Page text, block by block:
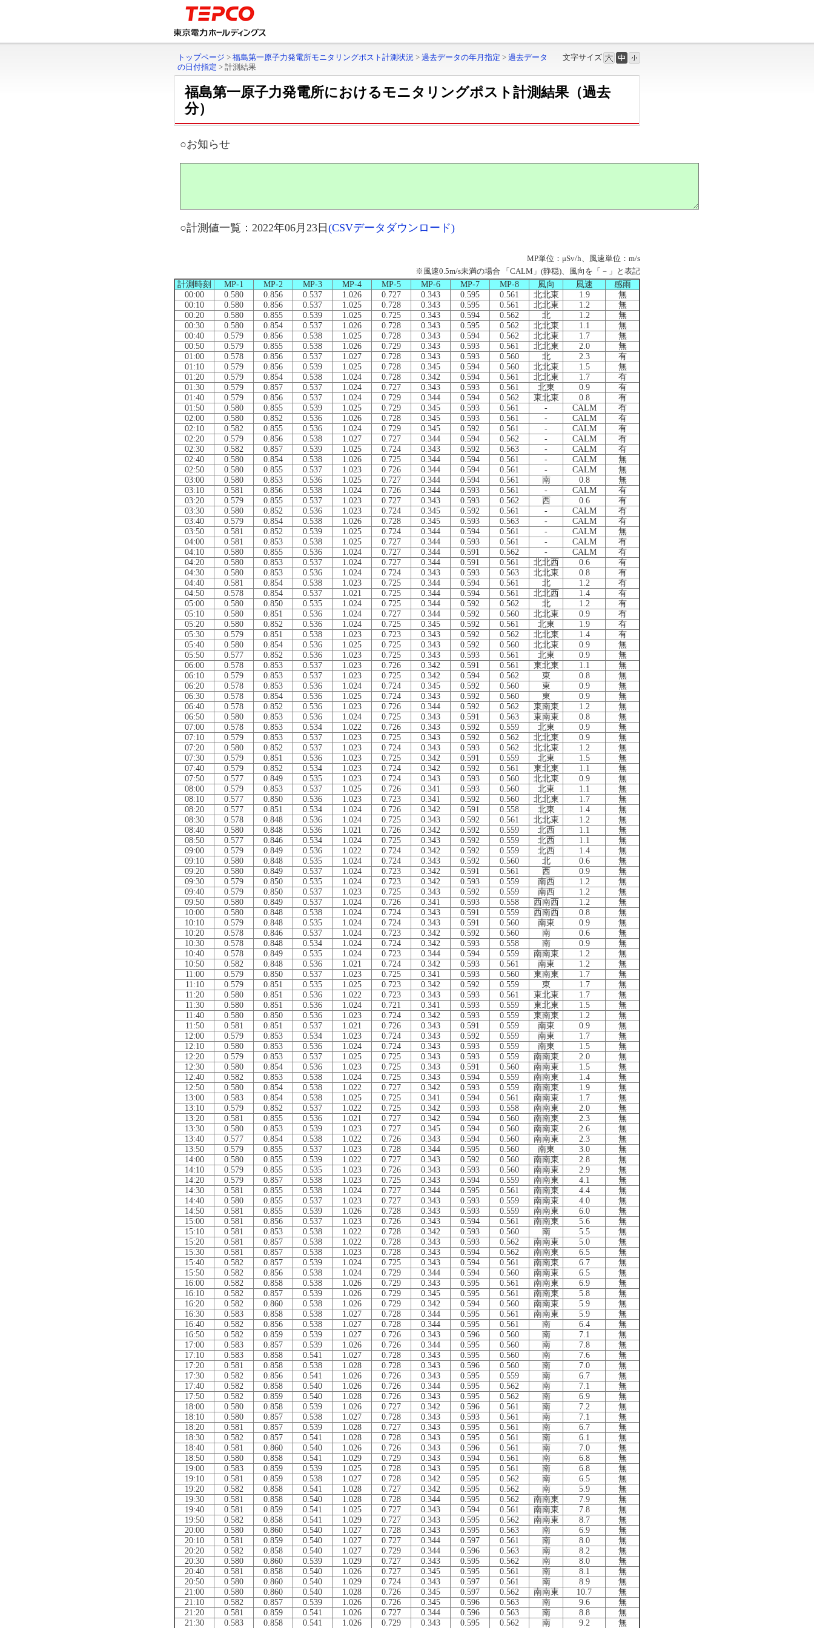
文字サイズ
トップページ > 福島第一原子力発電所モニタリングポスト計測状況 > 過去データの年月指定 > 過去データ
の日付指定 > 計測結果
福島第一原子力発電所におけるモニタリングポスト計測結果（過去
分）
○お知らせ
○計測値一覧：2022年06月23日 (CSVデータダウンロード)
MP単位：μSv/h、風速単位：m/s
※風速0.5m/s未満の場合 「CALM」(静穏)、風向を「－」と表記
計測時刻
MP-1 MP-2 MP-3 MP-4 MP-5 MP-6 MP-7 MP-8 風向 風速
感雨
00:00
0.580 0.856 0.537 1.026 0.727 0.343 0.595 0.561 北北東 1.9
無
00:10
0.580 0.856 0.537 1.025 0.728 0.343 0.595 0.561 北北東 1.2
無
00:20
0.580 0.855 0.539 1.025 0.725 0.343 0.594 0.562 北 1.2
無
00:30
0.580 0.854 0.537 1.026 0.728 0.343 0.595 0.562 北北東 1.1
無
00:40
0.579 0.856 0.538 1.025 0.728 0.343 0.594 0.562 北北東 1.7
無
00:50
0.579 0.855 0.538 1.026 0.729 0.343 0.593 0.561 北北東 2.0
無
01:00
0.578 0.856 0.537 1.027 0.728 0.343 0.593 0.560 北 2.3
有
01:10
0.579 0.856 0.539 1.025 0.728 0.345 0.594 0.560 北北東 1.5
無
01:20
0.579 0.854 0.538 1.024 0.728 0.342 0.594 0.561 北北東 1.7
有
01:30
0.579 0.857 0.537 1.024 0.727 0.343 0.593 0.561 北東 0.9
有
01:40
0.579 0.856 0.537 1.024 0.729 0.344 0.594 0.562 東北東 0.8
有
01:50
0.580 0.855 0.539 1.025 0.729 0.345 0.593 0.561 - CALM
有
02:00
0.580 0.852 0.536 1.026 0.728 0.345 0.593 0.561 - CALM
有
02:10
0.582 0.855 0.536 1.024 0.729 0.345 0.592 0.561 - CALM
有
02:20
0.579 0.856 0.538 1.027 0.727 0.344 0.594 0.562 - CALM
有
02:30
0.582 0.857 0.539 1.025 0.724 0.343 0.592 0.563 - CALM
有
02:40
0.580 0.854 0.538 1.026 0.725 0.344 0.594 0.561 - CALM
無
02:50
0.580 0.855 0.537 1.023 0.726 0.344 0.594 0.561 - CALM
無
03:00
0.580 0.853 0.536 1.025 0.727 0.344 0.594 0.561 南 0.8
無
03:10
0.581 0.856 0.538 1.024 0.726 0.344 0.593 0.561 - CALM
有
03:20
0.579 0.855 0.537 1.023 0.727 0.343 0.593 0.562 西 0.6
有
03:30
0.580 0.852 0.536 1.023 0.724 0.345 0.592 0.561 - CALM
有
03:40
0.579 0.854 0.538 1.026 0.728 0.345 0.593 0.563 - CALM
有
03:50
0.581 0.852 0.539 1.025 0.724 0.344 0.594 0.561 - CALM
無
04:00
0.581 0.853 0.538 1.025 0.727 0.344 0.593 0.561 - CALM
有
04:10
0.580 0.855 0.536 1.024 0.727 0.344 0.591 0.562 - CALM
有
04:20
0.580 0.853 0.537 1.024 0.727 0.344 0.591 0.561 北北西 0.6
有
04:30
0.580 0.853 0.536 1.024 0.724 0.343 0.593 0.563 北北東 0.8
有
04:40
0.581 0.854 0.538 1.023 0.725 0.344 0.594 0.561 北 1.2
有
04:50
0.578 0.854 0.537 1.021 0.725 0.344 0.594 0.561 北北西 1.4
有
05:00
0.580 0.850 0.535 1.024 0.725 0.344 0.592 0.562 北 1.2
有
05:10
0.580 0.851 0.536 1.024 0.727 0.344 0.592 0.560 北北東 0.9
有
05:20
0.580 0.852 0.536 1.024 0.725 0.345 0.592 0.561 北東 1.9
有
05:30
0.579 0.851 0.538 1.023 0.723 0.343 0.592 0.562 北北東 1.4
有
05:40
0.580 0.854 0.536 1.025 0.725 0.343 0.592 0.560 北北東 0.9
無
05:50
0.577 0.852 0.536 1.023 0.725 0.343 0.593 0.561 北東 0.9
無
06:00
0.578 0.853 0.537 1.023 0.726 0.342 0.591 0.561 東北東 1.1
無
06:10
0.579 0.853 0.537 1.023 0.725 0.342 0.594 0.562 東 0.8
無
06:20
0.578 0.853 0.536 1.024 0.724 0.345 0.592 0.560 東 0.9
無
06:30
0.578 0.854 0.536 1.025 0.724 0.343 0.592 0.560 東 0.9
無
06:40
0.578 0.852 0.536 1.023 0.726 0.344 0.592 0.562 東南東 1.2
無
06:50
0.580 0.853 0.536 1.024 0.725 0.343 0.591 0.563 東南東 0.8
無
07:00
0.578 0.853 0.534 1.022 0.726 0.343 0.592 0.559 北東 0.9
無
07:10
0.579 0.853 0.537 1.023 0.725 0.343 0.592 0.562 北北東 0.9
無
07:20
0.580 0.852 0.537 1.023 0.724 0.343 0.593 0.562 北北東 1.2
無
07:30
0.579 0.851 0.536 1.023 0.725 0.342 0.591 0.559 北東 1.5
無
07:40
0.579 0.852 0.534 1.023 0.724 0.342 0.592 0.561 東北東 1.1
無
07:50
0.577 0.849 0.535 1.023 0.724 0.343 0.593 0.560 北北東 0.9
無
08:00
0.579 0.853 0.537 1.025 0.726 0.341 0.593 0.560 北東 1.1
無
08:10
0.577 0.850 0.536 1.023 0.723 0.341 0.592 0.560 北北東 1.7
無
08:20
0.577 0.851 0.534 1.024 0.726 0.342 0.591 0.558 北東 1.4
無
08:30
0.578 0.848 0.536 1.024 0.725 0.343 0.592 0.561 北北東 1.2
無
08:40
0.580 0.848 0.536 1.021 0.726 0.342 0.592 0.559 北西 1.1
無
08:50
0.577 0.846 0.534 1.024 0.725 0.343 0.592 0.559 北西 1.1
無
09:00
0.579 0.849 0.536 1.022 0.724 0.342 0.592 0.559 北西 1.4
無
09:10
0.580 0.848 0.535 1.024 0.724 0.343 0.592 0.560 北 0.6
無
09:20
0.580 0.849 0.537 1.024 0.723 0.342 0.591 0.561 西 0.9
無
09:30
0.579 0.850 0.535 1.024 0.723 0.342 0.593 0.559 南西 1.2
無
09:40
0.579 0.850 0.537 1.023 0.725 0.343 0.592 0.559 南西 1.2
無
09:50
0.580 0.849 0.537 1.024 0.726 0.341 0.593 0.558 西南西 1.2
無
10:00
0.580 0.848 0.538 1.024 0.724 0.343 0.591 0.559 西南西 0.8
無
10:10
0.579 0.848 0.535 1.024 0.724 0.343 0.591 0.560 南東 0.9
無
10:20
0.578 0.846 0.537 1.024 0.723 0.342 0.592 0.560 南 0.6
無
10:30
0.578 0.848 0.534 1.024 0.724 0.342 0.593 0.558 南 0.9
無
10:40
0.578 0.849 0.535 1.024 0.723 0.344 0.594 0.559 南南東 1.2
無
10:50
0.582 0.848 0.536 1.021 0.724 0.342 0.593 0.561 南東 1.2
無
11:00
0.579 0.850 0.537 1.023 0.725 0.341 0.593 0.560 東南東 1.7
無
11:10
0.579 0.851 0.535 1.025 0.723 0.342 0.592 0.559 東 1.7
無
11:20
0.580 0.851 0.536 1.022 0.723 0.343 0.593 0.561 東北東 1.7
無
11:30
0.580 0.851 0.536 1.024 0.721 0.341 0.593 0.559 東北東 1.5
無
11:40
0.580 0.850 0.536 1.023 0.724 0.342 0.593 0.559 東南東 1.2
無
11:50
0.581 0.851 0.537 1.021 0.726 0.343 0.591 0.559 南東 0.9
無
12:00
0.579 0.853 0.534 1.023 0.724 0.343 0.592 0.559 南東 1.7
無
12:10
0.580 0.853 0.536 1.024 0.724 0.343 0.593 0.559 南東 1.5
無
12:20
0.579 0.853 0.537 1.025 0.725 0.343 0.593 0.559 南南東 2.0
無
12:30
0.580 0.854 0.536 1.023 0.725 0.343 0.591 0.560 南南東 1.5
無
12:40
0.582 0.853 0.538 1.024 0.725 0.343 0.594 0.559 南南東 1.4
無
12:50
0.580 0.854 0.538 1.022 0.727 0.342 0.593 0.559 南南東 1.9
無
13:00
0.583 0.854 0.538 1.025 0.725 0.341 0.594 0.561 南南東 1.7
無
13:10
0.579 0.852 0.537 1.022 0.725 0.342 0.593 0.558 南南東 2.0
無
13:20
0.581 0.855 0.536 1.021 0.727 0.342 0.594 0.560 南南東 2.3
無
13:30
0.580 0.853 0.539 1.023 0.727 0.345 0.594 0.560 南南東 2.6
無
13:40
0.577 0.854 0.538 1.022 0.726 0.343 0.594 0.560 南南東 2.3
無
13:50
0.579 0.855 0.537 1.023 0.728 0.344 0.595 0.560 南東 3.0
無
14:00
0.580 0.855 0.539 1.022 0.727 0.343 0.592 0.560 南南東 2.8
無
14:10
0.579 0.855 0.535 1.023 0.726 0.343 0.593 0.560 南南東 2.9
無
14:20
0.579 0.857 0.538 1.023 0.725 0.343 0.594 0.559 南南東 4.1
無
14:30
0.581 0.855 0.538 1.024 0.727 0.344 0.595 0.561 南南東 4.4
無
14:40
0.580 0.855 0.537 1.023 0.727 0.343 0.593 0.559 南南東 4.0
無
14:50
0.581 0.855 0.539 1.026 0.728 0.343 0.593 0.559 南南東 6.0
無
15:00
0.581 0.856 0.537 1.023 0.726 0.343 0.594 0.561 南南東 5.6
無
15:10
0.581 0.853 0.538 1.022 0.728 0.342 0.593 0.560 南 5.5
無
15:20
0.581 0.857 0.538 1.022 0.728 0.343 0.593 0.562 南南東 5.0
無
15:30
0.581 0.857 0.538 1.023 0.728 0.343 0.594 0.562 南南東 6.5
無
15:40
0.582 0.857 0.539 1.024 0.725 0.343 0.594 0.561 南南東 6.7
無
15:50
0.582 0.856 0.538 1.024 0.729 0.344 0.594 0.560 南南東 6.5
無
16:00
0.582 0.858 0.538 1.026 0.729 0.343 0.595 0.561 南南東 6.9
無
16:10
0.582 0.857 0.539 1.026 0.729 0.345 0.595 0.561 南南東 5.8
無
16:20
0.582 0.860 0.538 1.026 0.729 0.342 0.594 0.560 南南東 5.9
無
16:30
0.583 0.858 0.538 1.027 0.728 0.344 0.595 0.561 南南東 5.9
無
16:40
0.582 0.856 0.538 1.027 0.728 0.344 0.595 0.561 南 6.4
無
16:50
0.582 0.859 0.539 1.027 0.726 0.343 0.596 0.560 南 7.1
無
17:00
0.583 0.857 0.539 1.026 0.726 0.344 0.595 0.560 南 7.8
無
17:10
0.583 0.858 0.541 1.027 0.728 0.343 0.595 0.560 南 7.6
無
17:20
0.581 0.858 0.538 1.028 0.728 0.343 0.596 0.560 南 7.0
無
17:30
0.582 0.856 0.541 1.026 0.726 0.343 0.595 0.559 南 6.7
無
17:40
0.582 0.858 0.540 1.026 0.726 0.344 0.595 0.562 南 7.1
無
17:50
0.582 0.859 0.540 1.028 0.726 0.343 0.595 0.562 南 6.9
無
18:00
0.580 0.858 0.539 1.026 0.727 0.342 0.596 0.561 南 7.2
無
18:10
0.580 0.857 0.538 1.027 0.728 0.343 0.593 0.561 南 7.1
無
18:20
0.581 0.857 0.539 1.028 0.727 0.343 0.595 0.561 南 6.7
無
18:30
0.582 0.857 0.541 1.028 0.728 0.343 0.595 0.561 南 6.1
無
18:40
0.581 0.860 0.540 1.026 0.726 0.343 0.596 0.561 南 7.0
無
18:50
0.580 0.858 0.541 1.029 0.729 0.343 0.594 0.561 南 6.8
無
19:00
0.583 0.859 0.539 1.025 0.728 0.343 0.595 0.561 南 6.8
無
19:10
0.581 0.859 0.538 1.027 0.728 0.342 0.595 0.562 南 6.5
無
19:20
0.582 0.858 0.541 1.028 0.727 0.342 0.595 0.562 南 5.9
無
19:30
0.581 0.858 0.540 1.028 0.728 0.344 0.595 0.562 南南東 7.9
無
19:40
0.581 0.859 0.541 1.025 0.727 0.343 0.594 0.561 南南東 7.8
無
19:50
0.582 0.858 0.541 1.029 0.727 0.343 0.595 0.562 南南東 8.7
無
20:00
0.580 0.860 0.540 1.027 0.728 0.343 0.595 0.563 南 6.9
無
20:10
0.581 0.859 0.540 1.027 0.727 0.344 0.597 0.561 南 8.0
無
20:20
0.582 0.858 0.540 1.027 0.729 0.344 0.596 0.563 南 8.2
無
20:30
0.580 0.860 0.539 1.029 0.727 0.343 0.595 0.562 南 8.0
無
20:40
0.581 0.858 0.540 1.026 0.727 0.345 0.595 0.561 南 8.1
無
20:50
0.580 0.860 0.540 1.029 0.724 0.343 0.597 0.561 南 8.9
無
21:00
0.580 0.860 0.540 1.028 0.726 0.345 0.597 0.562 南南東 10.7
無
21:10
0.582 0.857 0.539 1.026 0.726 0.345 0.596 0.563 南 9.6
無
21:20
0.581 0.859 0.541 1.026 0.727 0.344 0.596 0.563 南 8.8
無
21:30
0.583 0.858 0.541 1.026 0.729 0.343 0.595 0.562 南 9.2 無